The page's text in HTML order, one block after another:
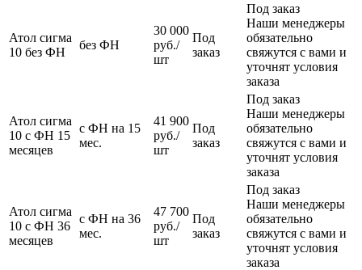
Атол сигма
10 без ФН
без ФН
30 000
руб./
шт
Под
заказ
Под заказ
Наши менеджеры
обязательно
свяжутся с вами и
уточнят условия
заказа
Атол сигма
10 с ФН 15
месяцев
с ФН на 15
мес.
41 900
руб./
шт
Под
заказ
Под заказ
Наши менеджеры
обязательно
свяжутся с вами и
уточнят условия
заказа
Атол сигма
10 с ФН 36
месяцев
с ФН на 36
мес.
47 700
руб./
шт
Под
заказ
Под заказ
Наши менеджеры
обязательно
свяжутся с вами и
уточнят условия
заказа